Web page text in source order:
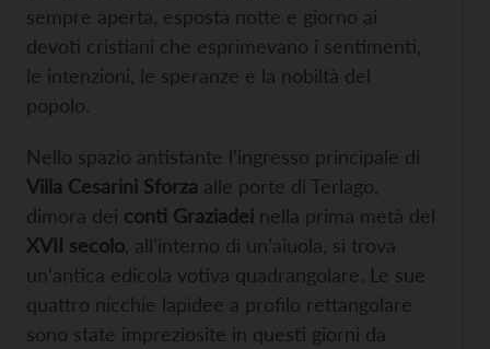
sempre aperta, esposta notte e giorno ai
devoti cristiani che esprimevano i sentimenti,
le intenzioni, le speranze e la nobiltà del
popolo.
Nello spazio antistante l’ingresso principale di
Villa Cesarini Sforza alle porte di Terlago,
dimora dei conti Graziadei nella prima metà del
XVII secolo , all’interno di un’aiuola, si trova
un’antica edicola votiva quadrangolare. Le sue
quattro nicchie lapidee a profilo rettangolare
sono state impreziosite in questi giorni da